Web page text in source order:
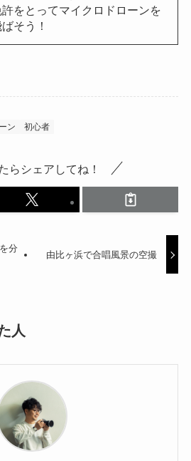
許をとってマイクロドローンを
そう！
ン 初心者
らシェアしてね！
分
由比ヶ浜で合唱風景の空撮
人